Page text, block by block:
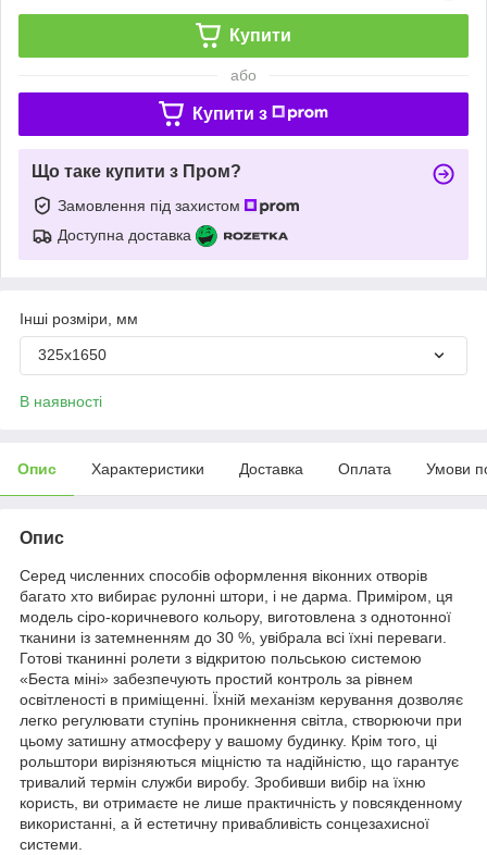
Купити
або
Купити з
Що таке купити з Пром?
Замовлення під захистом
Доступна доставка
Інші розміри, мм
325x1650
В наявності
Опис Характеристики Доставка Оплата Умови
Опис
Серед численних способів оформлення віконних отворів
багато хто вибирає рулонні штори, і не дарма. Приміром, ця
модель сіро-коричневого кольору, виготовлена з однотонної
тканини із затемненням до 30 %, увібрала всі їхні переваги.
Готові тканинні ролети з відкритою польською системою
«Беста міні» забезпечують простий контроль за рівнем
освітленості в приміщенні. Їхній механізм керування дозволяє
легко регулювати ступінь проникнення світла, створюючи при
цьому затишну атмосферу у вашому будинку. Крім того, ці
рольштори вирізняються міцністю та надійністю, що гарантує
тривалий термін служби виробу. Зробивши вибір на їхню
користь, ви отримаєте не лише практичність у повсякденному
використанні, а й естетичну привабливість сонцезахисної
системи.